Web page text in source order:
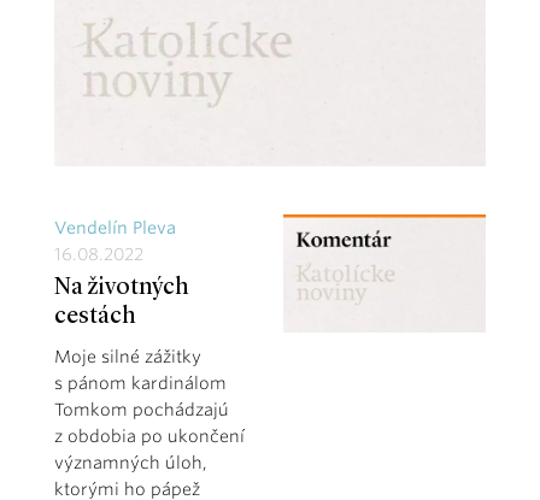
Vendelín Pleva
16.08.2022
Na životných
cestách
Moje silné zážitky
s pánom kardinálom
Tomkom pochádzajú
z obdobia po ukončení
významných úloh,
ktorými ho pápež